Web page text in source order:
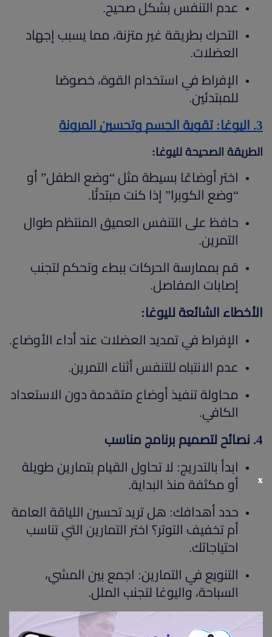
عدم التنفس بشكل صحيح.
التحرك بطريقة غير متزنة، مما يسبب إجهاد
العضلات.
الإفراط في استخدام القوة، خصوصًا
للمبتدئين.
3. اليوغا: تقوية الجسم وتحسين المرونة
الطريقة الصحيحة لليوغا:
اختر أوضاعًا بسيطة مثل “وضع الطفل” أو
“وضع الكوبرا” إذا كنت مبتدئًا.
حافظ على التنفس العميق المنتظم طوال
التمرين.
قم بممارسة الحركات ببطء وتحكم لتجنب
إصابات المفاصل.
الأخطاء الشائعة لليوغا:
الإفراط في تمديد العضلات عند أداء الأوضاع.
عدم الانتباه للتنفس أثناء التمرين.
محاولة تنفيذ أوضاع متقدمة دون الاستعداد
الكافي.
4. نصائح لتصميم برنامج مناسب
ابدأ بالتدريج: لا تحاول القيام بتمارين طويلة
أو مكثفة منذ البداية.
حدد أهدافك: هل تريد تحسين اللياقة العامة
أم تخفيف التوتر؟ اختر التمارين التي تناسب
احتياجاتك.
التنويع في التمارين: اجمع بين المشي،
السباحة، واليوغا لتجنب الملل.
استشر مختصًا: إذا كنت تعاني من إصابة،
x